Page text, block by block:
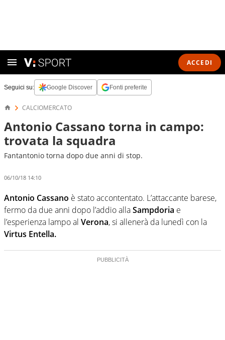
ACCEDI
Seguici su: Google Discover Fonti preferite
CALCIOMERCATO
Antonio Cassano torna in campo:
trovata la squadra
Fantantonio torna dopo due anni di stop.
06/10/18 14:10
Antonio Cassano è stato accontentato. L’attaccante barese,
fermo da due anni dopo l’addio allaSampdoria e
l’esperienza lampo al Verona, si allenerà da lunedì con la
Virtus Entella.